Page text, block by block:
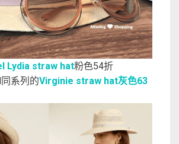
Lydia straw hat粉色54折
系列的Virginie straw hat灰色63